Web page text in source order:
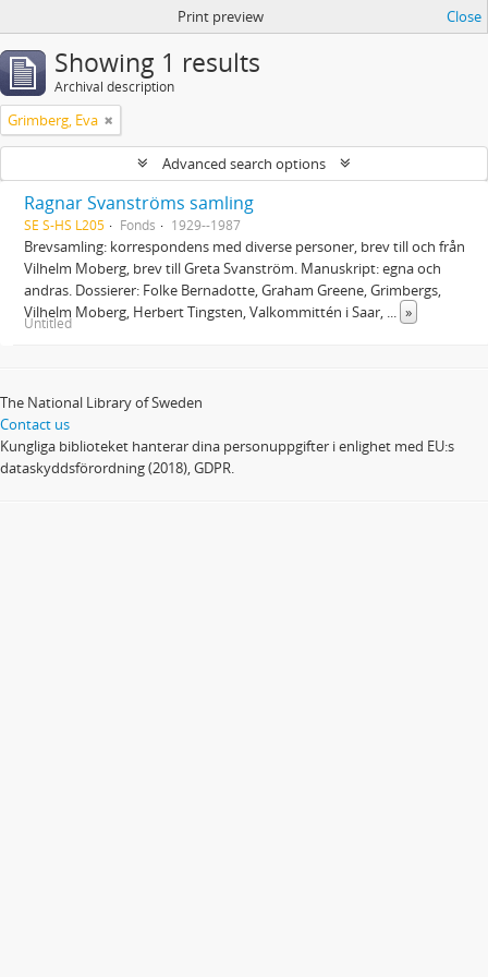
Print preview Close
Showing 1 results
Archival description
Grimberg, Eva
Advanced search options
Ragnar Svanströms samling
SE S-HS L205 Fonds 1929--1987
Brevsamling: korrespondens med diverse personer, brev till och från
Vilhelm Moberg, brev till Greta Svanström. Manuskript: egna och
andras. Dossierer: Folke Bernadotte, Graham Greene, Grimbergs,
Vilhelm Moberg, Herbert Tingsten, Valkommittén i Saar, ... »
Untitled
The National Library of Sweden
Contact us
Kungliga biblioteket hanterar dina personuppgifter i enlighet med EU:s
dataskyddsförordning (2018), GDPR.